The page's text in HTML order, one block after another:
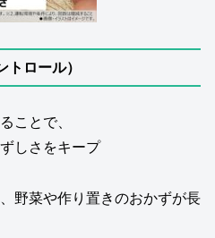
ロール）
ことで、
しさをキープ
野菜や作り置きのおかずが長